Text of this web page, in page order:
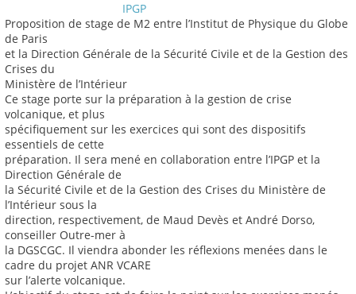
IPGP
Proposition de stage de M2 entre l’Institut de Physique du Globe
de Paris
et la Direction Générale de la Sécurité Civile et de la Gestion des
Crises du
Ministère de l’Intérieur
Ce stage porte sur la préparation à la gestion de crise
volcanique, et plus
spécifiquement sur les exercices qui sont des dispositifs
essentiels de cette
préparation. Il sera mené en collaboration entre l’IPGP et la
Direction Générale de
la Sécurité Civile et de la Gestion des Crises du Ministère de
l’Intérieur sous la
direction, respectivement, de Maud Devès et André Dorso,
conseiller Outre-mer à
la DGSCGC. Il viendra abonder les réflexions menées dans le
cadre du projet ANR VCARE
sur l’alerte volcanique.